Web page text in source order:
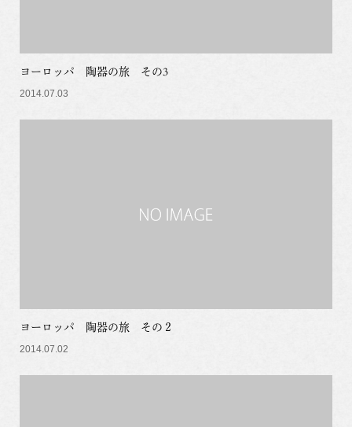
ヨーロッパ 陶器の旅 その3
2014.07.03
ヨーロッパ 陶器の旅 その２
2014.07.02